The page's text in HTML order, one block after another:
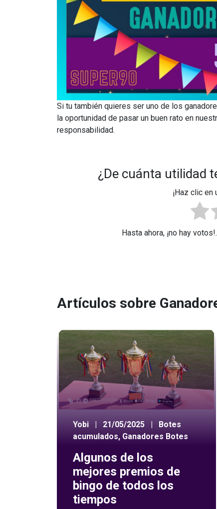
Si tu también quieres ser uno de los
la oportunidad de pasar un buen rato en
responsabilidad.
¿De cuánta utilidad
¡Haz clic en
Hasta ahora, ¡no hay
Artículos sobre
Yobi 21/05/2025
Botes
acumulados, Ganadores Botes
Algunos de los
mejores premios de
bingo de todos los
tiempos